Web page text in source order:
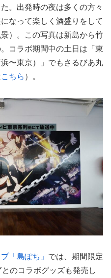
。出発時の夜は多くの方々
なって楽しく酒盛りをして
）。この写真は新島から竹
コラボ期間中の土日は「東
〜東京）」でもさるびあ丸
こちら ）。
「島ぽち」 では、期間限定
のコラボグッズも発売し